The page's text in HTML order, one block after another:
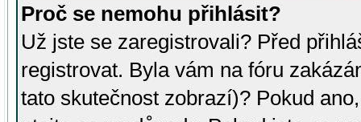
Proč se nemohu přihlásit?
Už jste se zaregistrovali? Před
registrovat. Byla vám na fóru
tato skutečnost zobrazí)? Pokud